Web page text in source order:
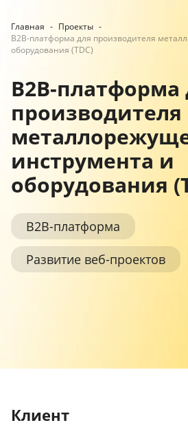
Главная - Проекты -
B2B-платформа для производителя
оборудования (TDC)
B2B-платформа
производителя
инструмента и
оборудования
B2B-платформа
Развитие веб-проектов
Клиент